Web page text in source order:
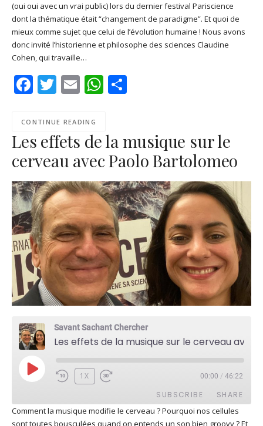
Apple Podcasts Deezer
Google Play PocketCasts
Podcast Addict RSS
Spotify
RSS FEED
SHARE
LINK
EMBED
(oui oui avec un vrai public) lors du dernier festival Pariscience
dont la thématique était “changement de paradigme”. Et quoi de
mieux comme sujet que celui de l’évolution humaine ! Nous avons
donc invité l’historienne et philosophe des sciences Claudine
Cohen, qui travaille…
Facebook
Twitter
EmailWhatsApp
CONTINUE READING
Les effets de la musique sur le
cerveau avec Paolo Bartolomeo
Savant Sachant Chercher
PLAY
EPISODE
1X 00:00 / 46:22
SUBSCRIBE SHARE
Comment la musique modifie le cerveau ? Pourquoi nos cellules
sont toutes bousculées quand on entends un son bien groovy ? Et